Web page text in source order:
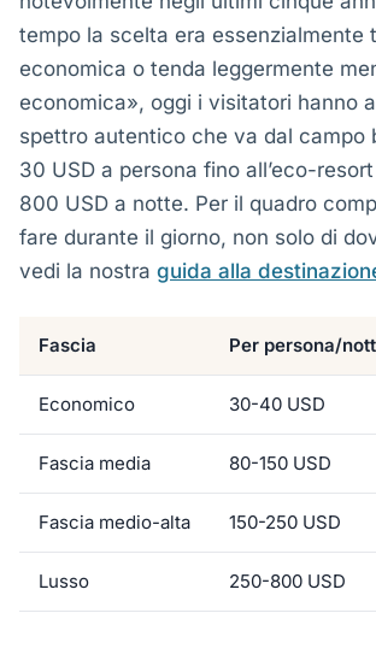
tempo la scelta era essenzialmente
economica o tenda leggermente
economica», oggi i visitatori hanno
spettro autentico che va dal campo
30 USD a persona fino all’eco-
800 USD a notte. Per il quadro
fare durante il giorno, non solo di
vedi la nostra guida alla
Fascia Per persona/
Economico 30-40 USD
Fascia media 80-150 USD
Fascia medio-alta 150-250 USD
Lusso 250-800 USD